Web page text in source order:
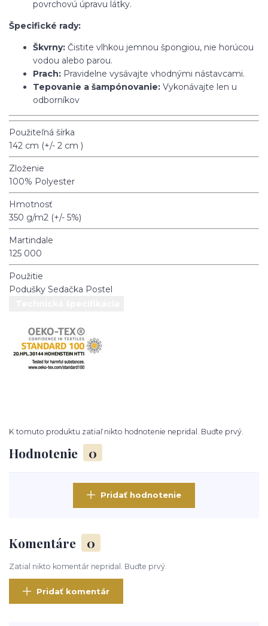
povrchovú úpravu látky.
Špecifické rady:
Škvrny: Čistite vlhkou jemnou špongiou, nie horúcou
vodou alebo parou.
Prach: Pravidelne vysávajte vhodnými nástavcami.
Tepovanie a šampónovanie: Vykonávajte len u
odborníkov
Použiteľná šírka
142 cm (+/- 2 cm )
Zloženie
100% Polyester
Hmotnosť
350 g/m2 (+/- 5%)
Martindale
125 000
Použitie
Podušky Sedačka Postel
Hodnotenie 0
K tomuto produktu zatiaľ nikto hodnotenie nepridal. Buďte prvý.
Pridať hodnotenie
Komentáre 0
Zatial nikto komentár nepridal. Buďte prvý.
Pridať komentár